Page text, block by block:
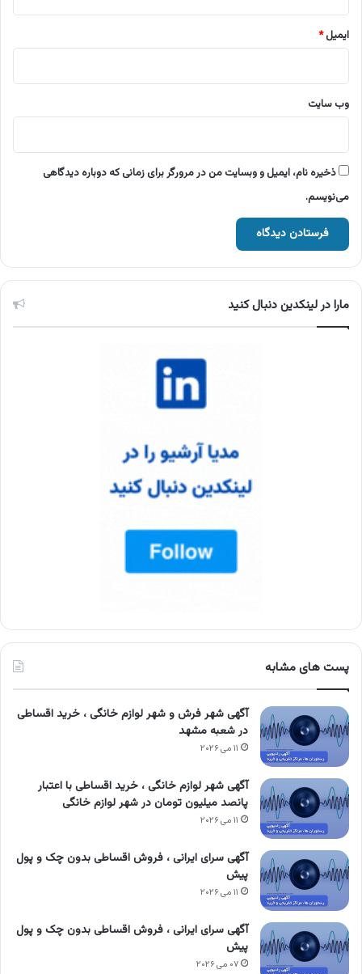
ایمیل*
وب‌ سایت
ذخیره نام، ایمیل و وبسایت من در مرورگر برای زمانی که دوباره دیدگاهی
می‌نویسم.
مارا در لینکدین دنبال کنید
پست های مشابه
آگهی شهر فرش و شهر لوازم خانگی ، خرید اقساطی
در شعبه مشهد
۱۱ می ۲۰۲۶
آگهی شهر لوازم خانگی ، خرید اقساطی با اعتبار
پانصد میلیون تومان در شهر لوازم خانگی
۱۱ می ۲۰۲۶
آگهی سرای ایرانی ، فروش اقساطی بدون چک و پول
پیش
۱۱ می ۲۰۲۶
آگهی سرای ایرانی ، فروش اقساطی بدون چک و پول
پیش
۰۷ می ۲۰۲۶